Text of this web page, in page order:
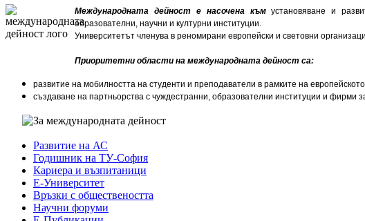
Международната дейност е насочена къмустановяване и
образователни, научни и културни институции.
Университетът членува в реномирани европейски и световни
Приоритетни области на международната дейност са:
развитие на мобилността на студенти и преподаватели в рамките на
създаване на партньорства с чуждестранни, образователни институции и фирми
Развитие на АС
Годишник на ТУ-София
Кариера и възпитаници
Е-Университет
Връзки с обществеността
Научни форуми